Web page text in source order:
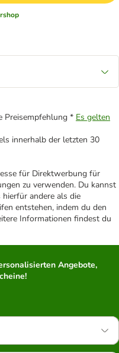
Preisempfehlung * Es gelten
innerhalb der letzten 30
für Direktwerbung für
zu verwenden. Du kannst
andere als die
entstehen, indem du den
Informationen findest du
Angebote,